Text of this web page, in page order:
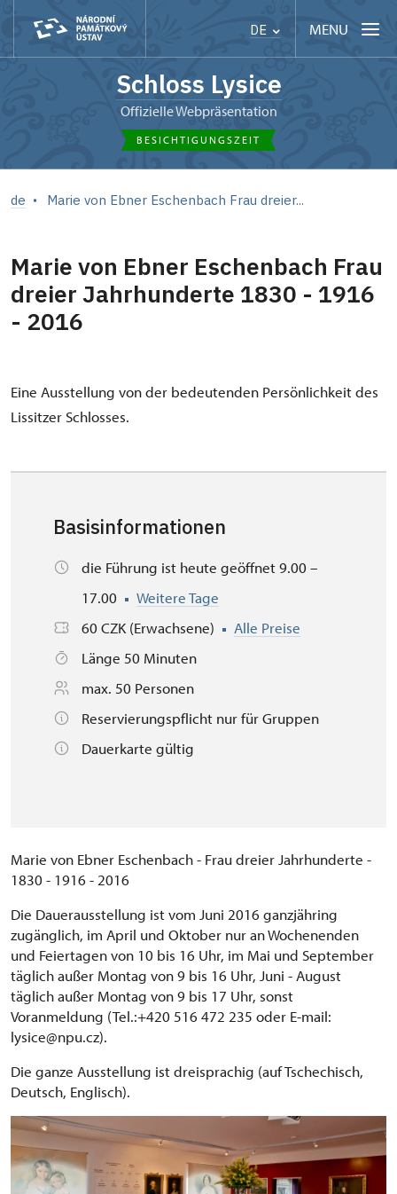
DE MENU
Schloss Lysice
Offizielle Webpräsentation
BESICHTIGUNGSZEIT
de Marie von Ebner Eschenbach Frau dreier...
Marie von Ebner Eschenbach Frau
dreier Jahrhunderte 1830 - 1916
- 2016
Eine Ausstellung von der bedeutenden Persönlichkeit des
Lissitzer Schlosses.
Basisinformationen
die Führung ist heute geöffnet 9.00 –
17.00
Weitere Tage
60 CZK (Erwachsene)
Alle Preise
Länge 50 Minuten
max. 50 Personen
Reservierungspflicht nur für Gruppen
Dauerkarte gültig
Marie von Ebner Eschenbach - Frau dreier Jahrhunderte -
1830 - 1916 - 2016
Die Dauerausstellung ist vom Juni 2016 ganzjähring
zugänglich, im April und Oktober nur an Wochenenden
und Feiertagen von 10 bis 16 Uhr, im Mai und September
täglich außer Montag von 9 bis 16 Uhr, Juni - August
täglich außer Montag von 9 bis 17 Uhr, sonst
Voranmeldung (Tel.:+420 516 472 235 oder E-mail:
lysice@npu.cz).
Die ganze Ausstellung ist dreisprachig (auf Tschechisch,
Deutsch, Englisch).